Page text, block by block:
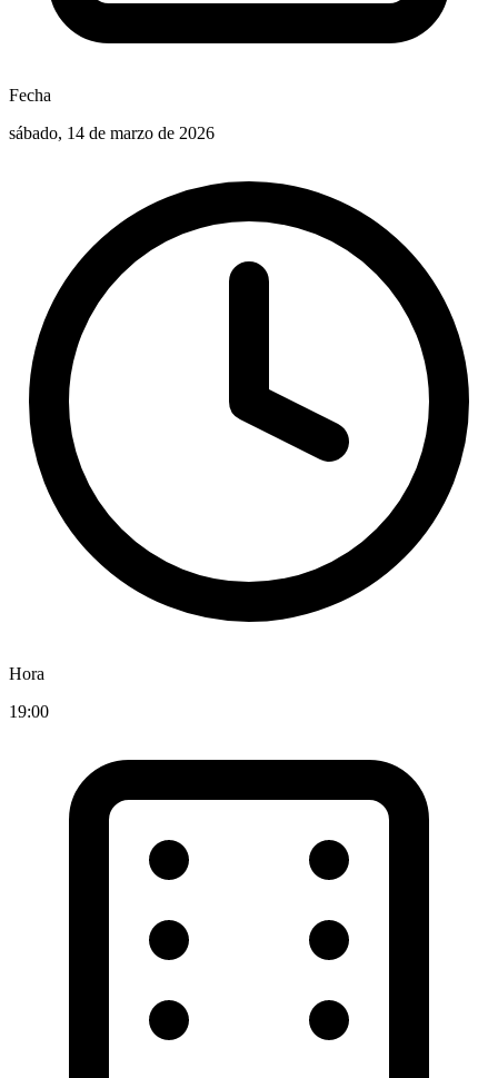
Fecha
sábado, 14 de marzo de 2026
Hora
19:00